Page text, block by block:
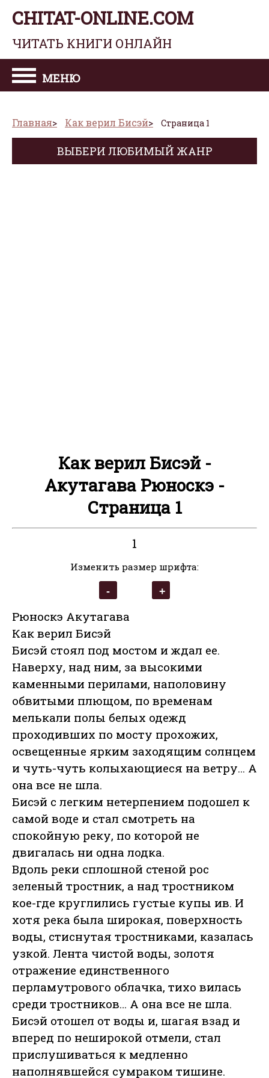
CHITAT-ONLINE.COM
ЧИТАТЬ КНИГИ ОНЛАЙН
МЕНЮ
Главная Как верил Бисэй Страница 1
ВЫБЕРИ ЛЮБИМЫЙ ЖАНР
Как верил Бисэй -
Акутагава Рюноскэ -
Страница 1
1
Изменить размер шрифта:
Рюноскэ Акутагава
Как верил Бисэй
Бисэй стоял под мостом и ждал ее.
Наверху, над ним, за высокими
каменными перилами, наполовину
обвитыми плющом, по временам
мелькали полы белых одежд
проходивших по мосту прохожих,
освещенные ярким заходящим солнцем
и чуть-чуть колыхающиеся на ветру… А
она все не шла.
Бисэй с легким нетерпением подошел к
самой воде и стал смотреть на
спокойную реку, по которой не
двигалась ни одна лодка.
Вдоль реки сплошной стеной рос
зеленый тростник, а над тростником
кое-где круглились густые купы ив. И
хотя река была широкая, поверхность
воды, стиснутая тростниками, казалась
узкой. Лента чистой воды, золотя
отражение единственного
перламутрового облачка, тихо вилась
среди тростников… А она все не шла.
Бисэй отошел от воды и, шагая взад и
вперед по неширокой отмели, стал
прислушиваться к медленно
наполнявшейся сумраком тишине.